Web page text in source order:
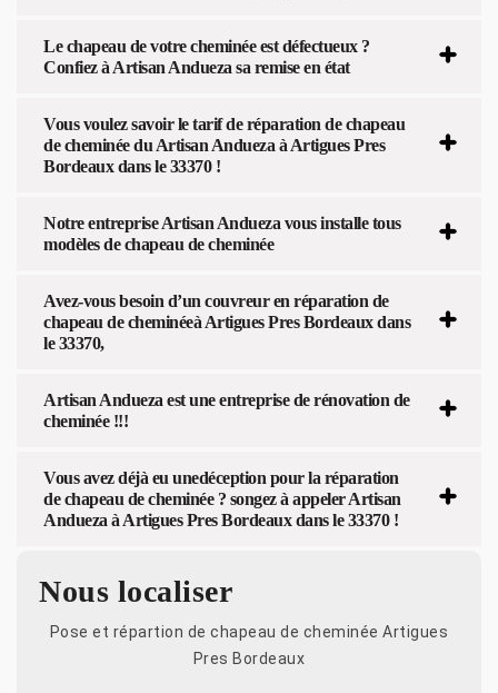
Le chapeau de votre cheminée est défectueux ?
Confiez à Artisan Andueza sa remise en état
Vous voulez savoir le tarif de réparation de chapeau
de cheminée du Artisan Andueza à Artigues Pres
Bordeaux dans le 33370 !
Notre entreprise Artisan Andueza vous installe tous
modèles de chapeau de cheminée
Avez-vous besoin d’un couvreur en réparation de
chapeau de cheminéeà Artigues Pres Bordeaux dans
le 33370,
Artisan Andueza est une entreprise de rénovation de
cheminée !!!
Vous avez déjà eu unedéception pour la réparation
de chapeau de cheminée ? songez à appeler Artisan
Andueza à Artigues Pres Bordeaux dans le 33370 !
Nous localiser
Pose et répartion de chapeau de cheminée Artigues
Pres Bordeaux